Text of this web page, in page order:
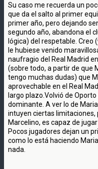
Su caso me recuerda un
que da el salto al primer
primer año, pero dejando
segundo año, abandona el
lógica) del respetable. Creo
le hubiese venido
naufragio del Real Madrid
(sobre todo, a partir de que
tengo muchas dudas) que
aprovechable en el Real
largo plazo.Volvió de
dominante. A ver lo de
intuyen ciertas limitaciones,
Marcelino, es capaz de
Pocos jugadores dejan un
como lo está haciendo
nada.